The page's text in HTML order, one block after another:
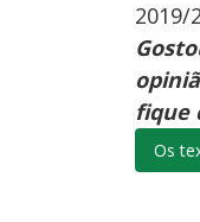
2019/
fique
Os